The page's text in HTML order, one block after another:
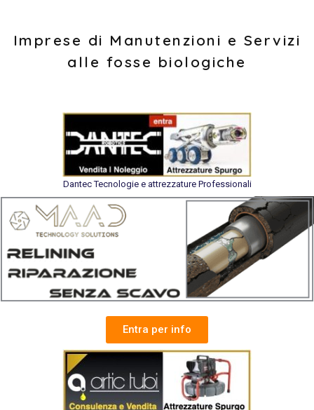
Imprese di Manutenzioni e Servizi
alle fosse biologiche
Dantec Tecnologie e attrezzature Professionali
Entra per info